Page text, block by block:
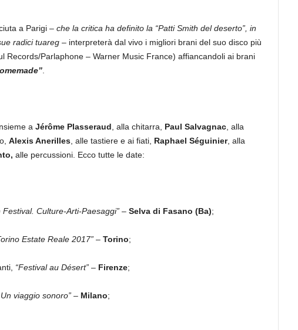
a Parigi – che la critica ha definito la “Patti Smith del deserto”, in
radici tuareg– interpreterà dal vivo i migliori brani del suo disco più
Records/Parlaphone – Warner Music France) affiancandoli ai brani
.
a Jérôme Plasseraud , alla chitarra, Paul Salvagnac, alla
Alexis Anerilles, alle tastiere e ai fiati, Raphael Séguinier, alla
alle percussioni. Ecco tutte le date:
Festival. Culture-Arti-Paesaggi”– Selva di Fasano (Ba);
Estate Reale 2017”– Torino;
“Festival au Désert”– Firenze;
viaggio sonoro”– Milano;